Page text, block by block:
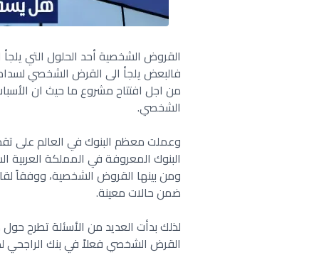
القروض الشخصية أحد الحلول التي يلجأ
فالبعض يلجأ الى القرض الشخصي
من اجل افتتاح مشروع ما حيث ان
الشخصي.
وعملت معظم البنوك في العالم على
البنوك المعروفة في المملكة العربية
ومن بينها القروض الشخصية، ووفقاً
ضمن حالات معينة.
لذلك بدأت العديد من الأسئلة تطرح
القرض الشخصي فعلاً في بنك الراجحي